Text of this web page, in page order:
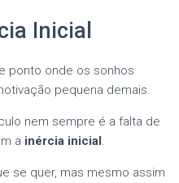
Inicial
ponto onde os sonhos
pequena demais.
nem sempre é a falta de
a inércia inicial.
se quer, mas mesmo assim